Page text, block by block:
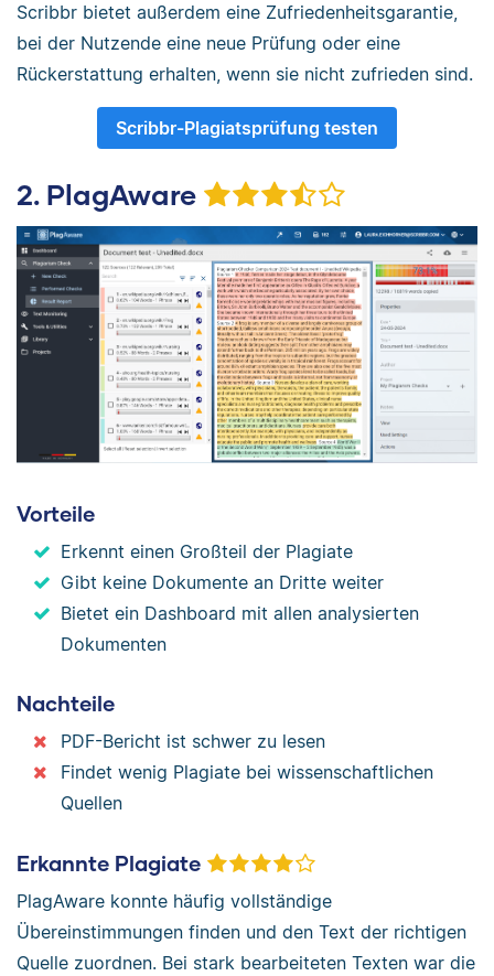
Scribbr bietet außerdem eine Zufriedenheitsgarantie,
bei der Nutzende eine neue Prüfung oder eine
Rückerstattung erhalten, wenn sie nicht zufrieden sind.
Scribbr-Plagiatsprüfung testen
2. PlagAware
Vorteile
Erkennt einen Großteil der Plagiate
Gibt keine Dokumente an Dritte weiter
Bietet ein Dashboard mit allen analysierten
Dokumenten
Nachteile
PDF-Bericht ist schwer zu lesen
Findet wenig Plagiate bei wissenschaftlichen
Quellen
Erkannte Plagiate
PlagAware konnte häufig vollständige
Übereinstimmungen finden und den Text der richtigen
Quelle zuordnen. Bei stark bearbeiteten Texten war die